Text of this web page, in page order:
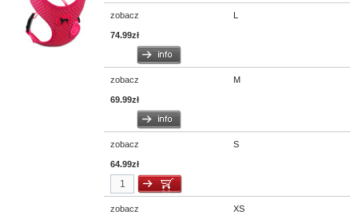
zobacz L
74.99zł
zobacz M
69.99zł
zobacz S
64.99zł
zobacz XS